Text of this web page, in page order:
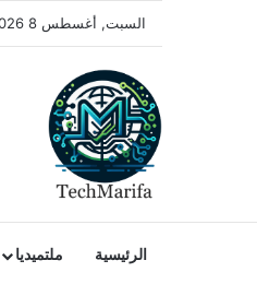
السبت, أغسطس 8 2026
الرئيسية ملتميديا